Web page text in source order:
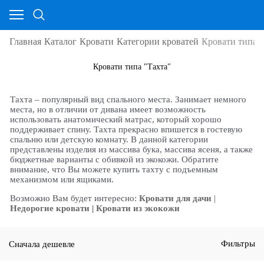
Главная Каталог Кровати Категории кроватей Кровати типа
Кровати типа "Тахта"
Тахта – популярный вид спального места. Занимает немного
места, но в отличии от дивана имеет возможность
использовать анатомический матрас, который хорошо
поддерживает спину. Тахта прекрасно впишется в гостевую
спальню или детскую комнату. В данной категории
представлены изделия из массива бука, массива ясеня, а также
бюджетные варианты с обивкой из экокожи. Обратите
внимание, что Вы можете купить тахту с подъемным
механизмом или ящиками.
Возможно Вам будет интересно:Кровати для дачи |
Недорогие кровати |Кровати из экокожи
Сначала дешевле Фильтры